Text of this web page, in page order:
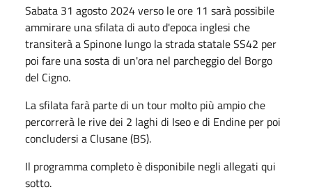
Sabata 31 agosto 2024 verso le ore 11 sarà possibile
ammirare una sfilata di auto d'epoca inglesi che
transiterà a Spinone lungo la strada statale SS42 per
poi fare una sosta di un'ora nel parcheggio del Borgo
del Cigno.
La sfilata farà parte di un tour molto più ampio che
percorrerà le rive dei 2 laghi di Iseo e di Endine per poi
concludersi a Clusane (BS).
Il programma completo è disponibile negli allegati qui
sotto.